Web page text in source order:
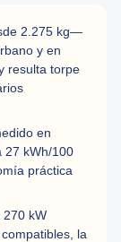
2.275 kg—
y en
resulta torpe
en
27 kWh/100
práctica
270 kW
la